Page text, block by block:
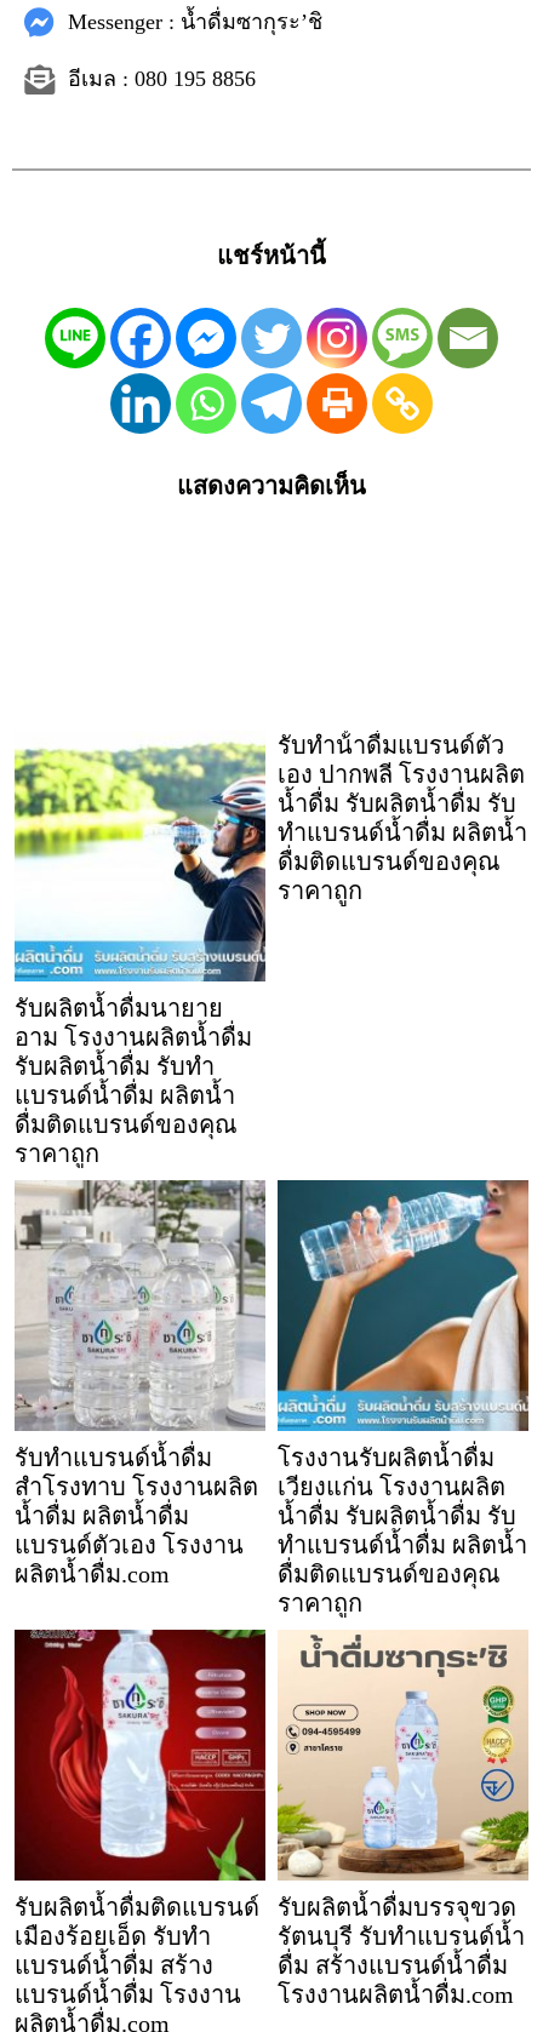
Messenger : น้ำดื่มซากุระ’ชิ
อีเมล : 080 195 8856
แชร์หน้านี้
แสดงความคิดเห็น
รับผลิตน้ำดื่มนายาย
อาม โรงงานผลิตน้ำดื่ม
รับผลิตน้ำดื่ม รับทำ
แบรนด์น้ำดื่ม ผลิตน้ำ
ดื่มติดแบรนด์ของคุณ
ราคาถูก
รับทําน้ําดื่มแบรนด์ตัว
เอง ปากพลี โรงงานผลิต
น้ำดื่ม รับผลิตน้ำดื่ม รับ
ทำแบรนด์น้ำดื่ม ผลิตน้ำ
ดื่มติดแบรนด์ของคุณ
ราคาถูก
รับทำแบรนด์น้ำดื่ม
สำโรงทาบ โรงงานผลิต
น้ำดื่ม ผลิตน้ำดื่ม
แบรนด์ตัวเอง โรงงาน
ผลิตน้ำดื่ม.com
โรงงานรับผลิตน้ำดื่ม
เวียงแก่น โรงงานผลิต
น้ำดื่ม รับผลิตน้ำดื่ม รับ
ทำแบรนด์น้ำดื่ม ผลิตน้ำ
ดื่มติดแบรนด์ของคุณ
ราคาถูก
รับผลิตน้ำดื่มติดแบรนด์
เมืองร้อยเอ็ด รับทำ
แบรนด์น้ำดื่ม สร้าง
แบรนด์น้ำดื่ม โรงงาน
ผลิตน้ำดื่ม.com
รับผลิตน้ำดื่มบรรจุขวด
รัตนบุรี รับทำแบรนด์น้ำ
ดื่ม สร้างแบรนด์น้ำดื่ม
โรงงานผลิตน้ำดื่ม.com